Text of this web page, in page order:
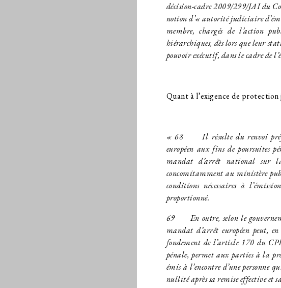
décision-cadre 2009/299/JAI du
notion d’« autorité judiciaire
membre, chargés de l’action
hiérarchiques, dès lors que leur
pouvoir exécutif, dans le cadre de
Quant à l’exigence de
« 68 Il résulte du renvoi
européen aux fins de poursuites
mandat d’arrêt national sur
concomitamment au ministère
conditions nécessaires à
proportionné.
69En outre, selon le
mandat d’arrêt européen peut,
fondement de l’article 170 du
pénale, permet aux parties à la
émis à l’encontre d’une personne
nullité après sa remise effective et